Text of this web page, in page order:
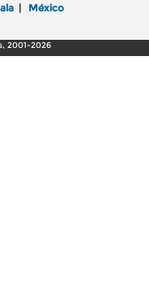
| México
2001-2026